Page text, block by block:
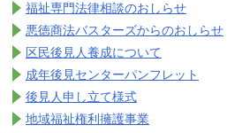
福祉専門法律相談のおしらせ
悪徳商法バスターズからのおしらせ
区民後見人養成について
成年後見センターパンフレット
後見人申し立て様式
地域福祉権利擁護事業